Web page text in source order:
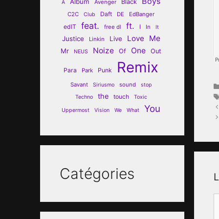
A Avenger Black
C2C Club Daft DE EdBanger
edIT feat. free dl ft. I In It
Justice Linkin Live Love Me
Mr NEUS Noize Of One Out
Para Park Punk Remix
Savant Siriusmo sound
stop
Techno
the touch Toxic
Uppermost Vision We What You
Catégories